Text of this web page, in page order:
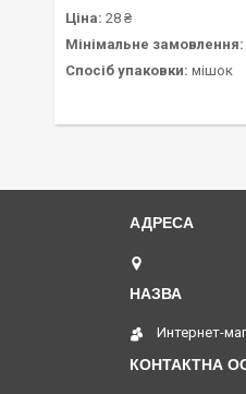
Ціна: 28 ₴
Мінімальне замовлення:
Спосіб упаковки: мішок
Интернет-